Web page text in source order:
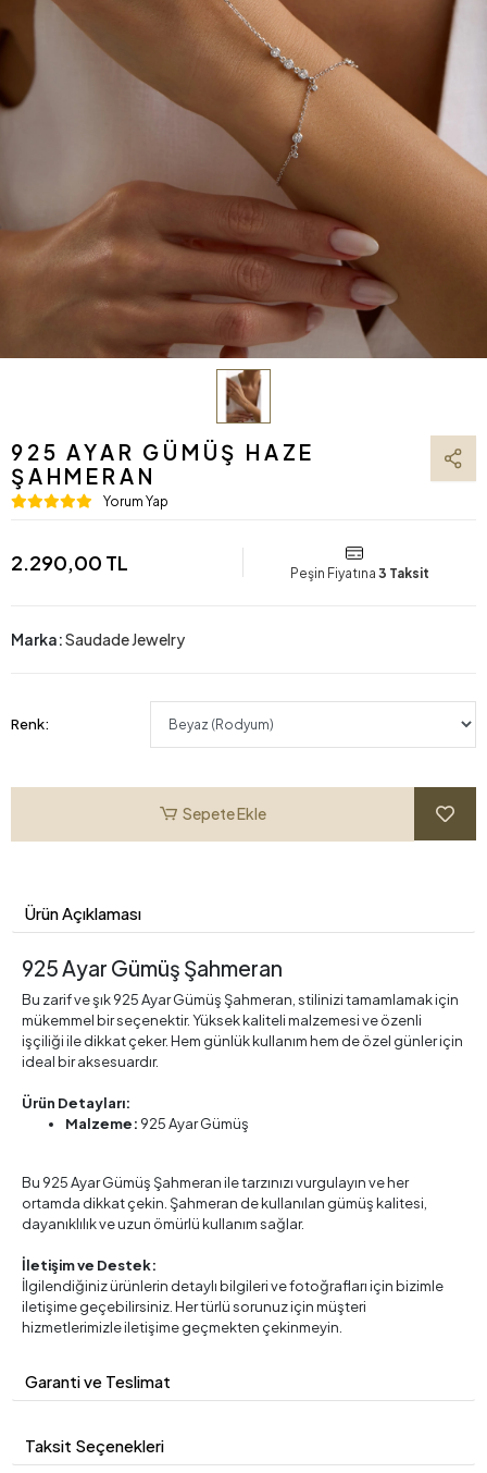
925 AYAR GÜMÜŞ HAZE
ŞAHMERAN
Yorum Yap
2.290,00 TL Peşin Fiyatına 3 Taksit
Marka:Saudade Jewelry
Renk:
Sepete Ekle
Ürün Açıklaması
925 Ayar Gümüş Şahmeran
Bu zarif ve şık 925 Ayar Gümüş Şahmeran, stilinizi tamamlamak için
mükemmel bir seçenektir. Yüksek kaliteli malzemesi ve özenli
işçiliği ile dikkat çeker. Hem günlük kullanım hem de özel günler için
ideal bir aksesuardır.
Ürün Detayları:
Malzeme: 925 Ayar Gümüş
Bu 925 Ayar Gümüş Şahmeran ile tarzınızı vurgulayın ve her
ortamda dikkat çekin. Şahmeran de kullanılan gümüş kalitesi,
dayanıklılık ve uzun ömürlü kullanım sağlar.
İletişim ve Destek:
İlgilendiğiniz ürünlerin detaylı bilgileri ve fotoğrafları için bizimle
iletişime geçebilirsiniz. Her türlü sorunuz için müşteri
hizmetlerimizle iletişime geçmekten çekinmeyin.
Garanti ve Teslimat
Taksit Seçenekleri